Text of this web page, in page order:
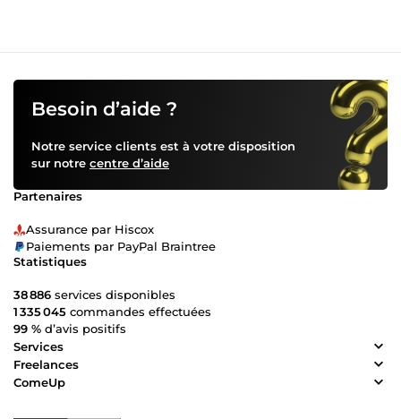
Besoin d’aide ?
Notre service clients est à votre disposition
sur notre centre d’aide
Partenaires
Assurance par Hiscox
Paiements par PayPal Braintree
Statistiques
38 886 services disponibles
1 335 045 commandes effectuées
99 % d’avis positifs
Services
Freelances
ComeUp